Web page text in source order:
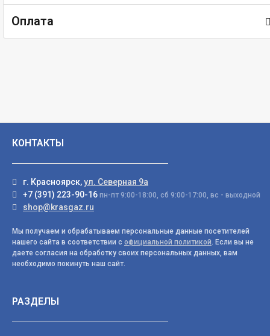
Оплата
КОНТАКТЫ
г. Красноярск,ул. Северная 9а
+7 (391) 223-90-16 пн-пт 9:00-18:00, сб 9:00-17:00, вс - выходной
shop@krasgaz.ru
Мы получаем и обрабатываем персональные данные посетителей
нашего сайта в соответствии с официальной политикой. Если вы не
даете согласия на обработку своих персональных данных, вам
необходимо покинуть наш сайт.
РАЗДЕЛЫ